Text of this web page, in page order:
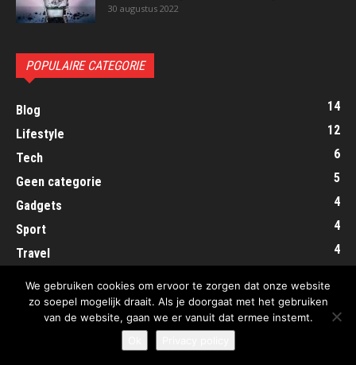
30 augustus 2022
POPULAIRE CATEGORIE
Blog
14
Lifestyle
12
Tech
6
Geen categorie
5
Gadgets
4
Sport
4
Travel
4
© ExposeYourTalent.nl
We gebruiken cookies om ervoor te zorgen dat onze website
zo soepel mogelijk draait. Als je doorgaat met het gebruiken
van de website, gaan we er vanuit dat ermee instemt.